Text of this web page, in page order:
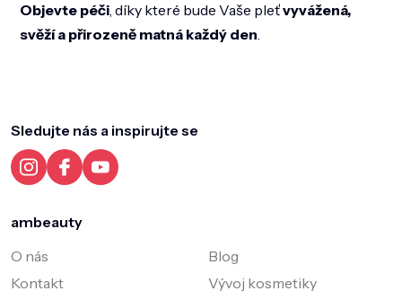
Objevte péči, díky které bude Vaše pleťvyvážená,
svěží a přirozeně matná každý den.
Sledujte nás a inspirujte se
ambeauty
O nás
Kontakt
Blog
Vývoj kosmetiky